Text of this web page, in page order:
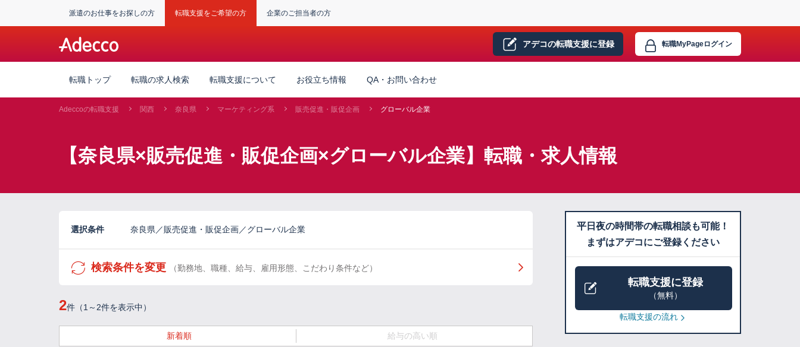
派遣のお仕事をお探しの方 転職支援をご希望の方 企業のご担当者の方
アデコの転職支援に登録 転職MyPageログイン
転職トップ 転職の求人検索 転職支援について お役立ち情報 QA・お問い合わせ
Adeccoの転職支援 関西 奈良県 マーケティング系 販売促進・販促企画 グローバル企業
【奈良県×販売促進・販促企画×グローバル企業】転職・求人情報
選択条件 奈良県／販売促進・販促企画／グローバル企業
検索条件を変更 （勤務地、職種、給与、雇用形態、こだわり条件など）
2件（1～2件を表示中）
新着順 給与の高い順
平日夜の時間帯の転職相談も可能！
まずはアデコにご登録ください
転職支援に登録
（無料）
転職支援の流れ